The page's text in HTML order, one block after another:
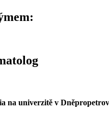
na univerzitě v